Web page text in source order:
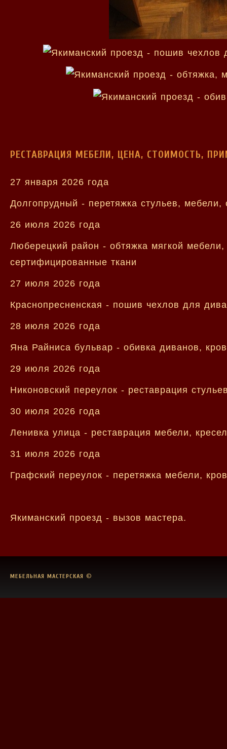
РЕСТАВРАЦИЯ МЕБЕЛИ, ЦЕНА, СТОИМОСТЬ,
27 января 2026 года
Долгопрудный - перетяжка стульев,
26 июля 2026 года
Люберецкий район - обтяжка мягкой
сертифицированные ткани
27 июля 2026 года
Краснопресненская - пошив чехлов для
28 июля 2026 года
Яна Райниса бульвар - обивка диванов,
29 июля 2026 года
Никоновский переулок - реставрация
30 июля 2026 года
Ленивка улица - реставрация мебели,
31 июля 2026 года
Графский переулок - перетяжка мебели,
Якиманский проезд - вызов мастера.
МЕБЕЛЬНАЯ МАСТЕРСКАЯ ©